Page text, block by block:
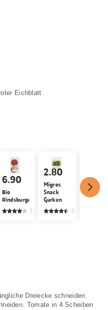
Eichblatt
6.90
Bio
Rindsburger
129
2.80
Migros
Snack
Gurken
1305
Migros
Oliven
schwarz,
Dreiecke schneiden.
Tomate in 4 Scheiben